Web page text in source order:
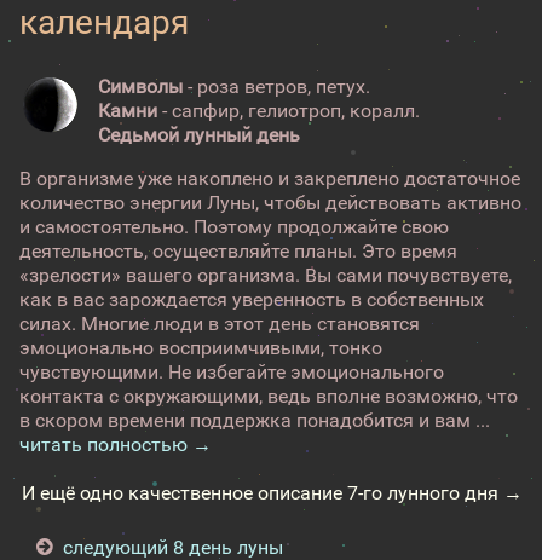
календаря
Символы - роза ветров, петух.
Камни - сапфир, гелиотроп, коралл.
Седьмой лунный день
В организме уже накоплено и закреплено достаточное
количество энергии Луны, чтобы действовать активно
и самостоятельно. Поэтому продолжайте свою
деятельность, осуществляйте планы. Это время
«зрелости» вашего организма. Вы сами почувствуете,
как в вас зарождается уверенность в собственных
силах. Многие люди в этот день становятся
эмоционально восприимчивыми, тонко
чувствующими. Не избегайте эмоционального
контакта с окружающими, ведь вполне возможно, что
в скором времени поддержка понадобится и вам ...
читать полностью →
И ещё одно качественное описание 7-го лунного дня →
следующий 8 день луны